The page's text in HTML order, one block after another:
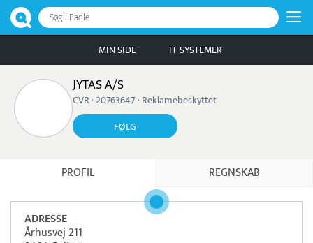
Søg i Paqle
MIN SIDE IT-SYSTEMER
JYTAS A/S
CVR · 20763647 · Reklamebeskyttet
FØLG
PROFIL REGNSKAB
ADRESSE
Århusvej 211